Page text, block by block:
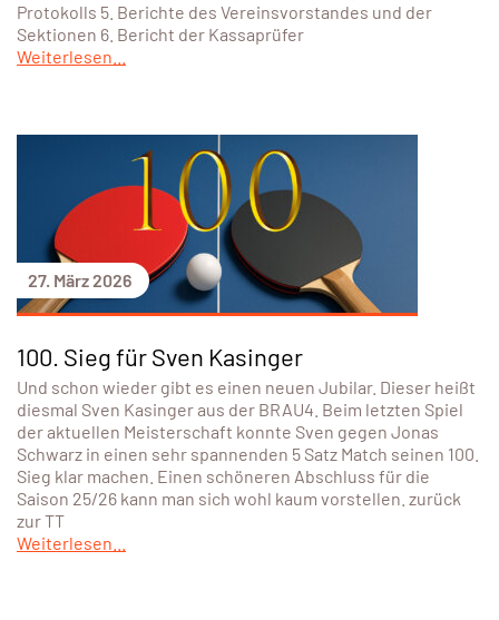
Protokolls 5. Berichte des Vereinsvorstandes und der
Sektionen 6. Bericht der Kassaprüfer
Weiterlesen...
27. März 2026
100. Sieg für Sven Kasinger
Und schon wieder gibt es einen neuen Jubilar. Dieser heißt
diesmal Sven Kasinger aus der BRAU4. Beim letzten Spiel
der aktuellen Meisterschaft konnte Sven gegen Jonas
Schwarz in einen sehr spannenden 5 Satz Match seinen 100.
Sieg klar machen. Einen schöneren Abschluss für die
Saison 25/26 kann man sich wohl kaum vorstellen. zurück
zur TT
Weiterlesen...